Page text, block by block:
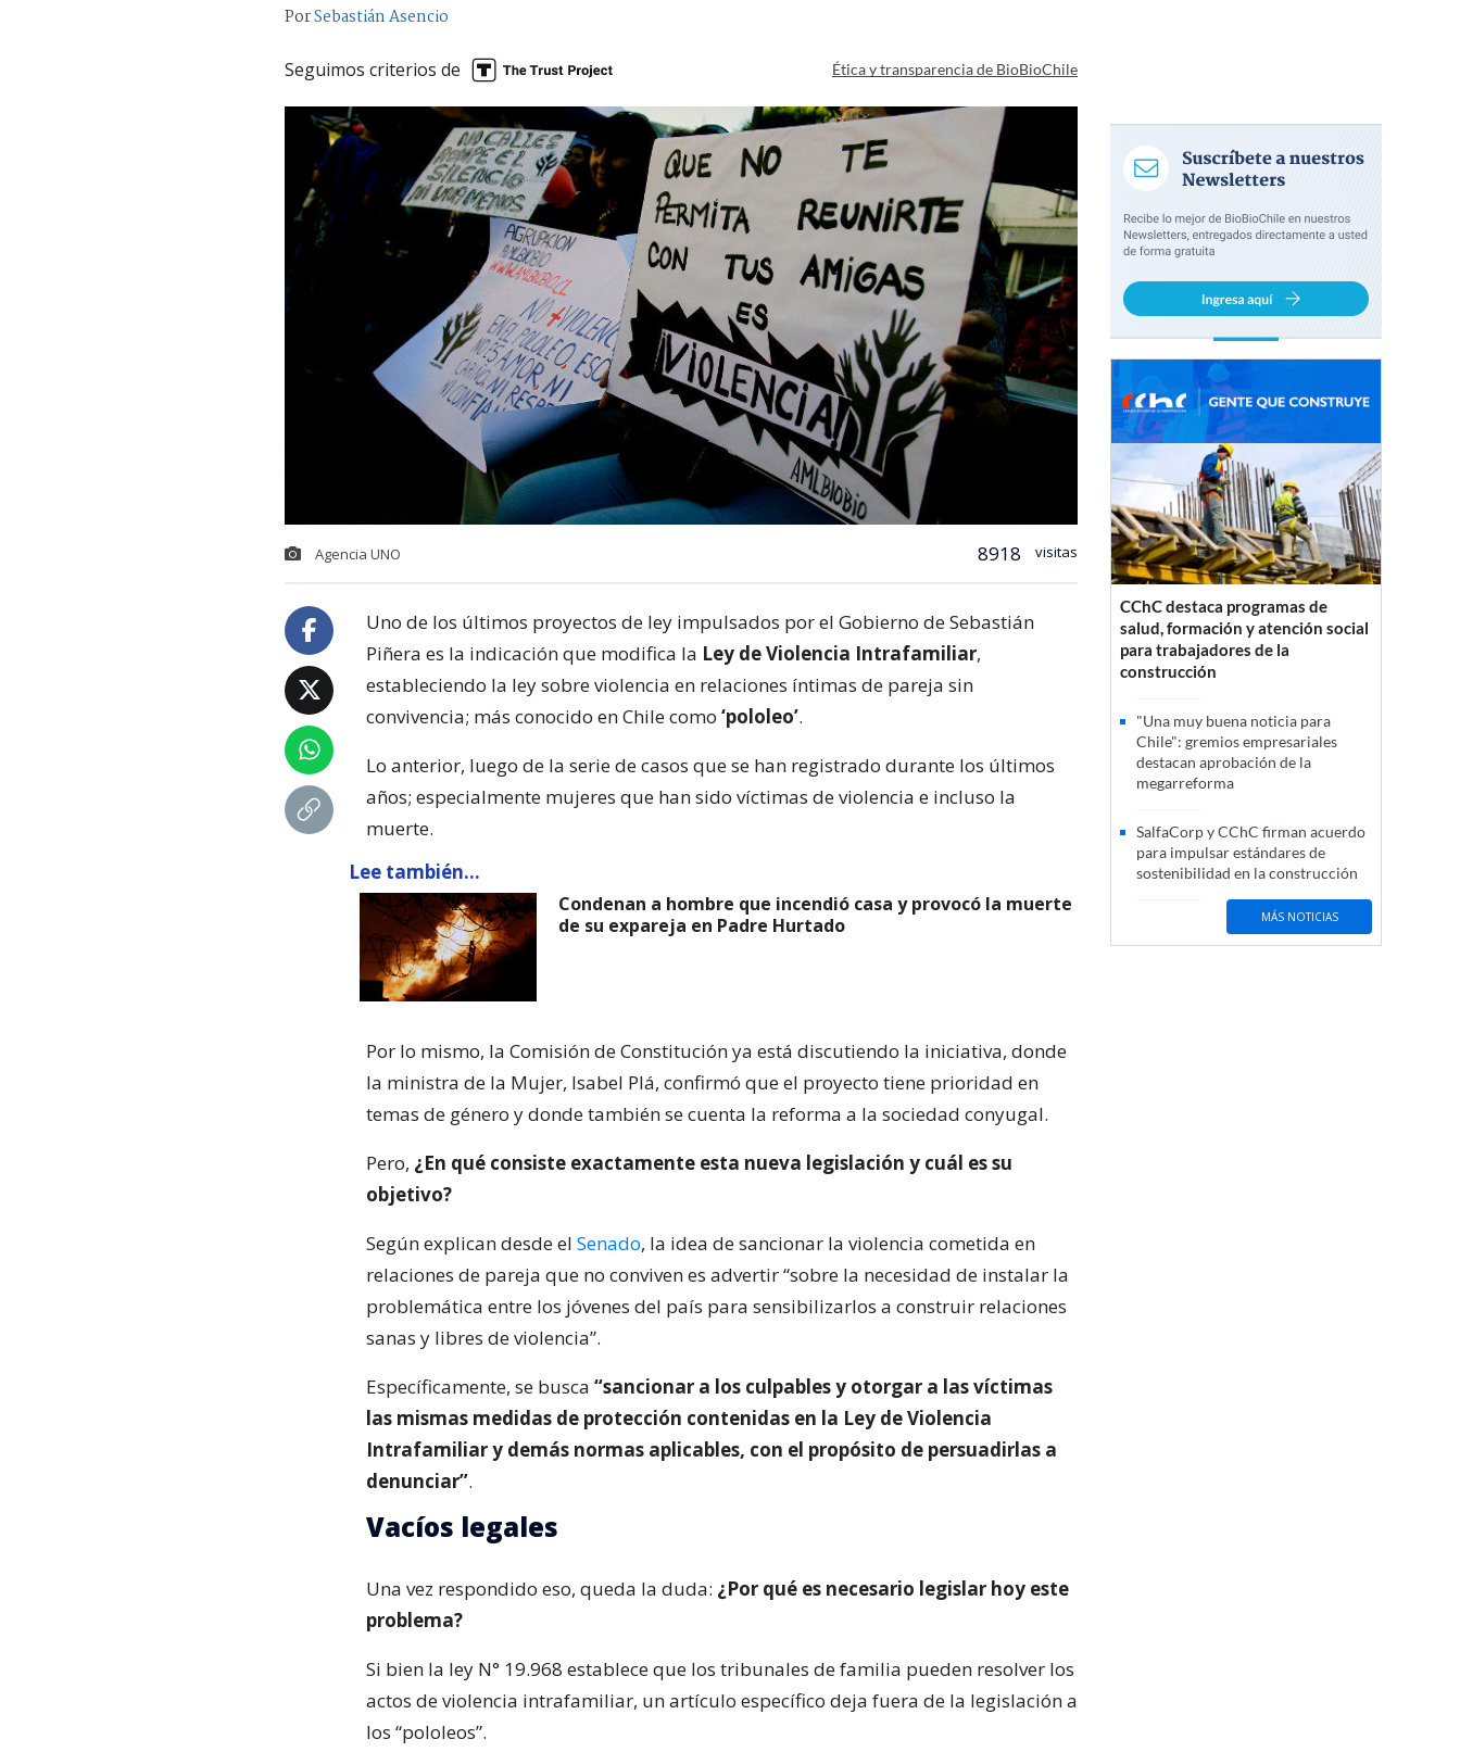
PorSebastián Asencio
Seguimos criterios de Ética y transparencia de BioBioChile
Agencia UNO 8918 visitas
Uno de los últimos proyectos de ley impulsados por el Gobierno de Sebastián
Piñera es la indicación que modifica la Ley de Violencia Intrafamiliar,
estableciendo la ley sobre violencia en relaciones íntimas de pareja sin
convivencia; más conocido en Chile como ‘pololeo’.
Lo anterior, luego de la serie de casos que se han registrado durante los últimos
años; especialmente mujeres que han sido víctimas de violencia e incluso la
muerte.
Lee también...
Condenan a hombre que incendió casa y provocó la muerte
de su expareja en Padre Hurtado
Por lo mismo, la Comisión de Constitución ya está discutiendo la iniciativa, donde
la ministra de la Mujer, Isabel Plá, confirmó que el proyecto tiene prioridad en
temas de género y donde también se cuenta la reforma a la sociedad conyugal.
Pero, ¿En qué consiste exactamente esta nueva legislación y cuál es su
objetivo?
Según explican desde el Senado, la idea de sancionar la violencia cometida en
relaciones de pareja que no conviven es advertir “sobre la necesidad de instalar la
problemática entre los jóvenes del país para sensibilizarlos a construir relaciones
sanas y libres de violencia”.
Específicamente, se busca “sancionar a los culpables y otorgar a las víctimas
las mismas medidas de protección contenidas en la Ley de Violencia
Intrafamiliar y demás normas aplicables, con el propósito de persuadirlas a
denunciar”.
Vacíos legales
Una vez respondido eso, queda la duda: ¿Por qué es necesario legislar hoy este
problema?
Si bien la ley N° 19.968 establece que los tribunales de familia pueden resolver los
actos de violencia intrafamiliar, un artículo específico deja fuera de la legislación a
los “pololeos”.
CChC destaca programas de
salud, formación y atención social
para trabajadores de la
construcción
"Una muy buena noticia para
Chile": gremios empresariales
destacan aprobación de la
megarreforma
SalfaCorp y CChC firman acuerdo
para impulsar estándares de
sostenibilidad en la construcción
MÁS NOTICIAS